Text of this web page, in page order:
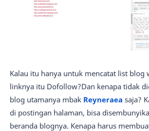
Kalau itu hanya untuk mencatat list blog
linknya itu Dofollow?Dan kenapa tidak
blog utamanya mbak Reyneraea saja?
di postingan halaman, bisa
beranda blognya. Kenapa harus